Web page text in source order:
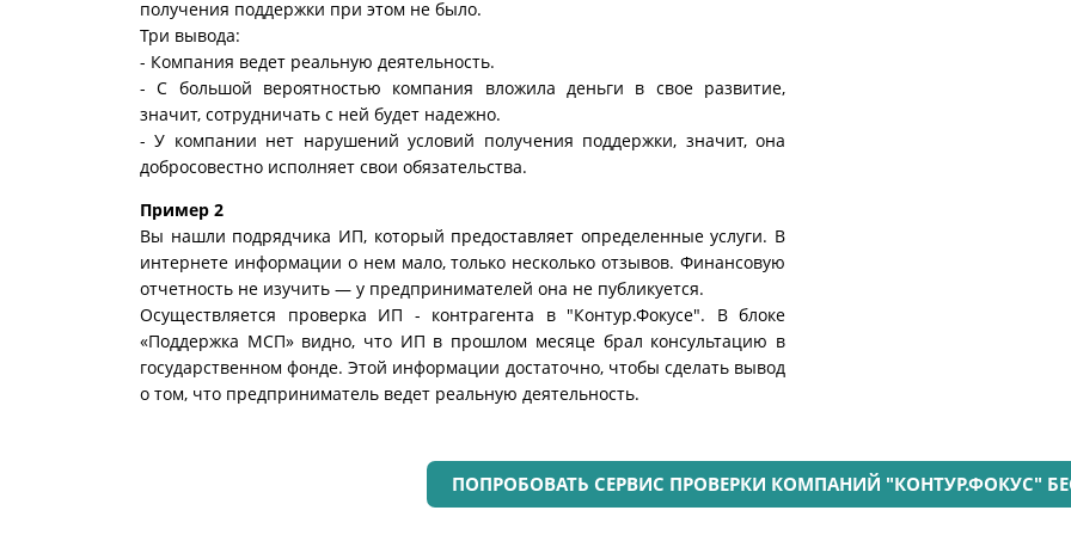
получения поддержки при этом не было.
Три вывода:
- Компания ведет реальную деятельность.
- С большой вероятностью компания вложила деньги в свое развитие,
значит, сотрудничать с ней будет надежно.
- У компании нет нарушений условий получения поддержки, значит, она
добросовестно исполняет свои обязательства.
Пример 2
Вы нашли подрядчика ИП, который предоставляет определенные услуги. В
интернете информации о нем мало, только несколько отзывов. Финансовую
отчетность не изучить — у предпринимателей она не публикуется.
Осуществляется проверка ИП - контрагента в "Контур.Фокусе". В блоке
«Поддержка МСП» видно, что ИП в прошлом месяце брал консультацию в
государственном фонде. Этой информации достаточно, чтобы сделать вывод
о том, что предприниматель ведет реальную деятельность.
ПОПРОБОВАТЬ СЕРВИС ПРОВЕРКИ КОМПАНИЙ "КОНТУР.ФОКУС"